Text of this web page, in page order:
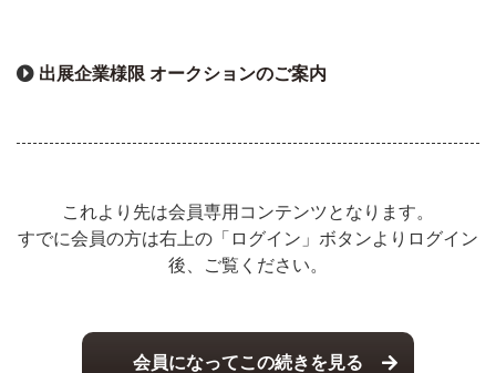
出展企業様限 オークションのご案内
これより先は会員専用コンテンツとなります。
すでに会員の方は右上の「ログイン」ボタンよりログイン
後、ご覧ください。
会員になってこの続きを見る